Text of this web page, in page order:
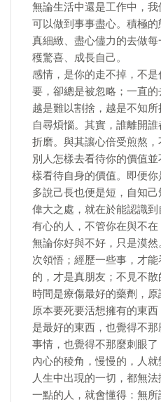
無論生活中還是工作中，
可以做到事事盡心。積極
真細緻、盡心儘力的去做
穫驚喜、成長自己。
感情，是你的走不掉，不
要，卻總是被忽略；一直的
越是難以割捨，越是不知
自尋煩惱。其實，誰離開
折磨。與其讓心倍受煎熬，
別人怎樣去看待你的價值
樣看待自身的價值。即便你
多說己長也便是短，自知
偉大之處，就在於能認識到
有心的人，不管你在與不在
無論你好與不好，只是漠
次領悟；經歷一些事，才
的，才是真朋友；不見不散
時間是療傷最好的藥劑，原
原本要死要活想擁有的東
是最好的東西，也覺得不
事情，也覺得不那麼刺眼
內心的稜角，慢慢的，人就
人生中出現的一切，都無
一點的人，就會懂得：無所